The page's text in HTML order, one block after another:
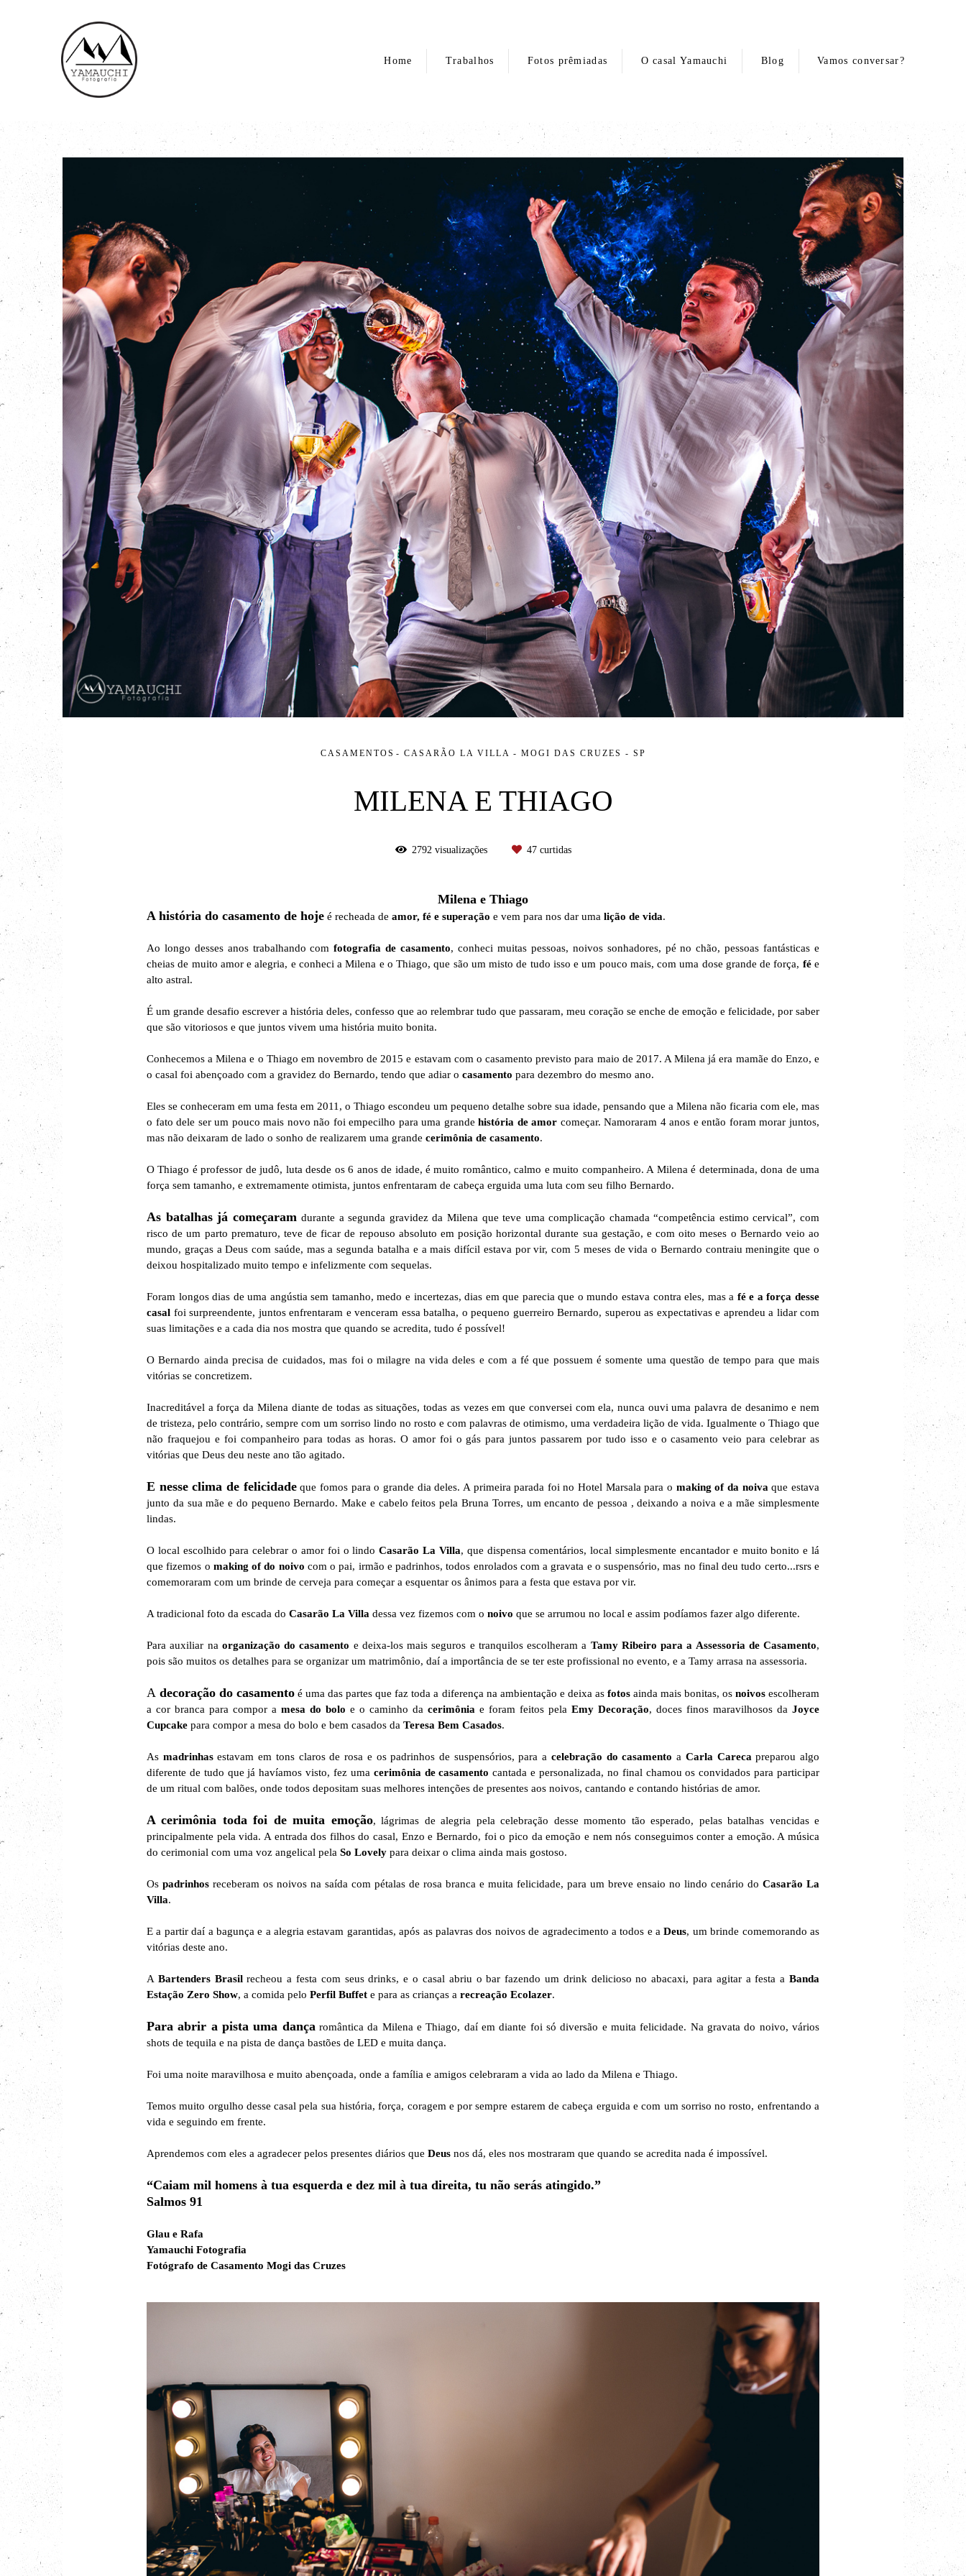
Home Trabalhos Fotos prêmiadas O casal Yamauchi Blog Vamos conversar?
CASAMENTOS CASARÃO LA VILLA - MOGI DAS CRUZES - SP
MILENA E THIAGO
2792visualizações 47curtidas
Milena e Thiago
A história do casamento de hoje é recheada de amor, fé e superação e vem para nos dar uma lição de vida.
Ao longo desses anos trabalhando comfotografia de casamento, conheci muitas pessoas, noivos sonhadores, pé no chão, pessoas fantásticas e
cheias de muito amor e alegria, e conheci a Milena e o Thiago, que são um misto de tudo isso e um pouco mais, com uma dose grande de força, fée
alto astral.
É um grande desafio escrever a história deles, confesso que ao relembrar tudo que passaram, meu coração se enche de emoção e felicidade, por saber
que são vitoriosos e que juntos vivem uma história muito bonita.
Conhecemos a Milena e o Thiago em novembro de 2015 e estavam com o casamento previsto para maio de 2017. A Milena já era mamãe do Enzo, e
o casal foi abençoado com a gravidez do Bernardo, tendo que adiar o casamento para dezembro do mesmo ano.
Eles se conheceram em uma festa em 2011, o Thiago escondeu um pequeno detalhe sobre sua idade, pensando que a Milena não ficaria com ele, mas
o fato dele ser um pouco mais novo não foi empecilho para uma grandehistória de amor começar. Namoraram 4 anos e então foram morar juntos,
mas não deixaram de lado o sonho de realizarem uma grande cerimônia de casamento.
O Thiago é professor de judô, luta desde os 6 anos de idade, é muito romântico, calmo e muito companheiro. A Milena é determinada, dona de uma
força sem tamanho, e extremamente otimista, juntos enfrentaram de cabeça erguida uma luta com seu filho Bernardo.
As batalhas já começaramdurante a segunda gravidez da Milena que teve uma complicação chamada “competência estimo cervical”, com
risco de um parto prematuro, teve de ficar de repouso absoluto em posição horizontal durante sua gestação, e com oito meses o Bernardo veio ao
mundo, graças a Deus com saúde, mas a segunda batalha e a mais difícil estava por vir, com 5 meses de vida o Bernardo contraiu meningite que o
deixou hospitalizado muito tempo e infelizmente com sequelas.
Foram longos dias de uma angústia sem tamanho, medo e incertezas, dias em que parecia que o mundo estava contra eles, mas a fé e a força desse
casal foi surpreendente, juntos enfrentaram e venceram essa batalha, o pequeno guerreiro Bernardo, superou as expectativas e aprendeu a lidar com
suas limitações e a cada dia nos mostra que quando se acredita, tudo é possível!
O Bernardo ainda precisa de cuidados, mas foi o milagre na vida deles e com a fé que possuem é somente uma questão de tempo para que mais
vitórias se concretizem.
Inacreditável a força da Milena diante de todas as situações, todas as vezes em que conversei com ela, nunca ouvi uma palavra de desanimo e nem
de tristeza, pelo contrário, sempre com um sorriso lindo no rosto e com palavras de otimismo, uma verdadeira lição de vida. Igualmente o Thiago que
não fraquejou e foi companheiro para todas as horas. O amor foi o gás para juntos passarem por tudo isso e o casamento veio para celebrar as
vitórias que Deus deu neste ano tão agitado.
E nesse clima de felicidadeque fomos para o grande dia deles. A primeira parada foi no Hotel Marsala para o making of da noiva que estava
junto da sua mãe e do pequeno Bernardo. Make e cabelo feitos pela Bruna Torres, um encanto de pessoa , deixando a noiva e a mãe simplesmente
lindas.
O local escolhido para celebrar o amor foi o lindoCasarão La Villa, que dispensa comentários, local simplesmente encantador e muito bonito e lá
que fizemos o making of do noivo com o pai, irmão e padrinhos, todos enrolados com a gravata e o suspensório, mas no final deu tudo certo...rsrs e
comemoraram com um brinde de cerveja para começar a esquentar os ânimos para a festa que estava por vir.
A tradicional foto da escada do Casarão La Villa dessa vez fizemos com o noivo que se arrumou no local e assim podíamos fazer algo diferente.
Para auxiliar na organização do casamento e deixa-los mais seguros e tranquilos escolheram a Tamy Ribeiro para a Assessoria de Casamento,
pois são muitos os detalhes para se organizar um matrimônio, daí a importância de se ter este profissional no evento, e a Tamy arrasa na assessoria.
Adecoração do casamento é uma das partes que faz toda a diferença na ambientação e deixa as fotosainda mais bonitas, os noivosescolheram
a cor branca para compor a mesa do bolo e o caminho da cerimônia e foram feitos pela Emy Decoração, doces finos maravilhosos da Joyce
Cupcake para compor a mesa do bolo e bem casados da Teresa Bem Casados.
As madrinhasestavam em tons claros de rosa e os padrinhos de suspensórios, para a celebração do casamento a Carla Careca preparou algo
diferente de tudo que já havíamos visto, fez uma cerimônia de casamento cantada e personalizada, no final chamou os convidados para participar
de um ritual com balões, onde todos depositam suas melhores intenções de presentes aos noivos, cantando e contando histórias de amor.
A cerimônia toda foi de muita emoção, lágrimas de alegria pela celebração desse momento tão esperado, pelas batalhas vencidas e
principalmente pela vida. A entrada dos filhos do casal, Enzo e Bernardo, foi o pico da emoção e nem nós conseguimos conter a emoção. A música
do cerimonial com uma voz angelical pela So Lovely para deixar o clima ainda mais gostoso.
Os padrinhos receberam os noivos na saída com pétalas de rosa branca e muita felicidade, para um breve ensaio no lindo cenário do Casarão La
Villa.
E a partir daí a bagunça e a alegria estavam garantidas, após as palavras dos noivos de agradecimento a todos e aDeus, um brinde comemorando as
vitórias deste ano.
A Bartenders Brasilrecheou a festa com seus drinks, e o casal abriu o bar fazendo um drink delicioso no abacaxi, para agitar a festa aBanda
Estação Zero Show, a comida pelo Perfil Buffet e para as crianças a recreação Ecolazer.
Para abrir a pista uma dança romântica da Milena e Thiago, daí em diante foi só diversão e muita felicidade. Na gravata do noivo, vários
shots de tequila e na pista de dança bastões de LED e muita dança.
Foi uma noite maravilhosa e muito abençoada, onde a família e amigos celebraram a vida ao lado da Milena e Thiago.
Temos muito orgulho desse casal pela sua história, força, coragem e por sempre estarem de cabeça erguida e com um sorriso no rosto, enfrentando a
vida e seguindo em frente.
Aprendemos com eles a agradecer pelos presentes diários que Deus nos dá, eles nos mostraram que quando se acredita nada é impossível.
“Caiam mil homens à tua esquerda e dez mil à tua direita, tu não serás atingido.”
Salmos 91
Glau e Rafa
Yamauchi Fotografia
Fotógrafo de Casamento Mogi das Cruzes